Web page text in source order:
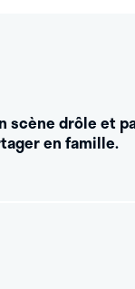
scène drôle et
en famille.